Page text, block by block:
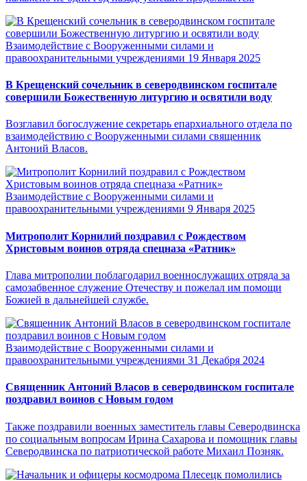
Взаимодействие с Вооруженными силами и
правоохранительными учреждениями 19 Января 2025
В Крещенский сочельник в северодвинском госпитале
совершили Божественную литургию и освятили воду
Возглавил богослужение секретарь епархиального отдела по
взаимодействию с Вооруженными силами священник
Антоний Власов.
Взаимодействие с Вооруженными силами и
правоохранительными учреждениями 9 Января 2025
Митрополит Корнилий поздравил с Рождеством
Христовым воинов отряда спецназа «Ратник»
Глава митрополии поблагодарил военнослужащих отряда за
самозабвенное служение Отечеству и пожелал им помощи
Божией в дальнейшей службе.
Взаимодействие с Вооруженными силами и
правоохранительными учреждениями 31 Декабря 2024
Священник Антоний Власов в северодвинском госпитале
поздравил воинов с Новым годом
Также поздравили военных заместитель главы Северодвинска
по социальным вопросам Ирина Сахарова и помощник главы
Северодвинска по патриотической работе Михаил Позняк.